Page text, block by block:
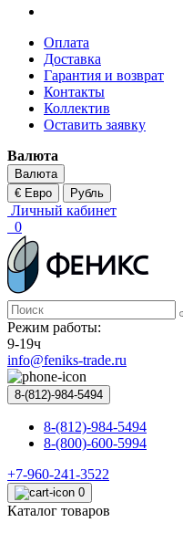
Оплата
Доставка
Гарантия и возврат
Контакты
Коллектив
Оставить заявку
Валюта
Валюта
€ Евро
Рубль
Личный кабинет
0
Режим работы:
9-19ч
info@feniks-trade.ru
8-(812)-984-5494
8-(812)-984-5494
8-(800)-600-5994
+7-960-241-3522
0
Каталог товаров